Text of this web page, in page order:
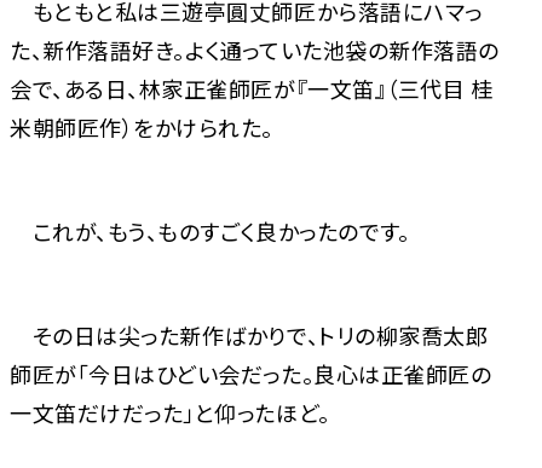
もともと私は三遊亭圓丈師匠から落語にハマっ
た、新作落語好き。よく通っていた池袋の新作落語の
会で、ある日、林家正雀師匠が『一文笛』（三代目 桂
米朝師匠作）をかけられた。
これが、もう、ものすごく良かったのです。
その日は尖った新作ばかりで、トリの柳家喬太郎
師匠が「今日はひどい会だった。良心は正雀師匠の
一文笛だけだった」と仰ったほど。